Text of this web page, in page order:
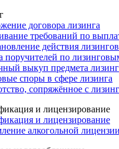
договора лизинга
требований по
действия
поручителей по
выкуп предмета
споры в сфере лизинга
сопряжённое с
и лицензирование
и лицензирование
алкогольной лицензии